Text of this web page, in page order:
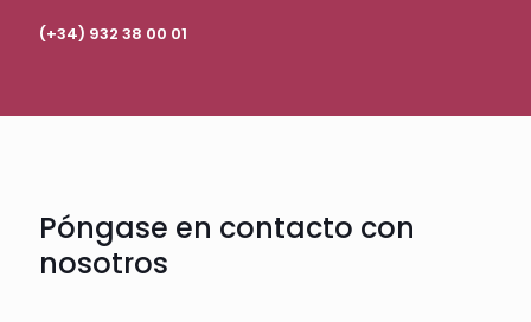
(+34) 932 38 00 01
Póngase en contacto con
nosotros